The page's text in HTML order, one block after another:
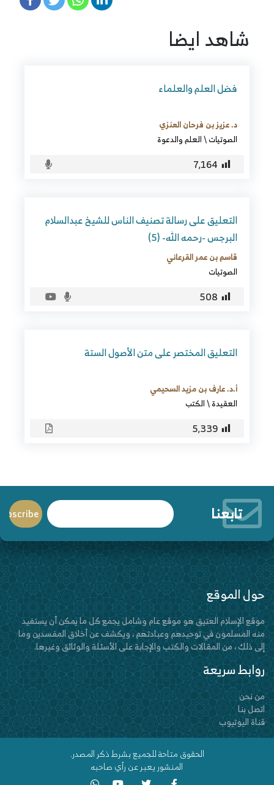
شاهد ايضا
فضل العلم والعلماء
د. عزيز بن فرحان العنزي
الصوتيات\العلم والدعوة
7٬164
التعليق على رسالة تصنيف الناس للشيخ عبدالسلام
البرجس -رحمه الله- (5)
قاسم بن عمر القرعاني
الصوتيات
508
التعليق المختصر على متن الأصول الستة
أ.د. عارف بن مزيد السحيمي
العقيدة\الكتب
5٬339
تابعنا
حول الموقع
موقع الإسلام العتيق هو موقع عام وشامل يجمع كل ما يمكن أن يستفيد
منه المسلمون في توحيدهم وعبادتهم ، ويكشف عن أخلاق المفسدين وما
إلى ذلك ، من المقالات والكتب والإجابة على الأسئلة والوثائق وغيرها.
روابط سريعة
من نحن
اتصل بنا
قناة اليوتيوب
الحقوق متاحة للجميع بشرط ذكر المصدر.
المنشور يعبر عن رأي صاحبه